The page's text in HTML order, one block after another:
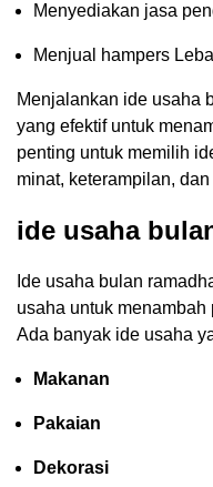
Menyediakan jasa
Menjual hampers
Menjalankan ide usaha
yang efektif untuk
penting untuk memilih
minat, keterampilan,
ide usaha
Ide usaha bulan
usaha untuk
Ada banyak ide usaha
Makanan
Pakaian
Dekorasi